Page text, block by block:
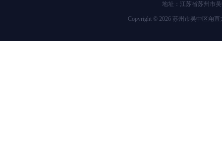
地址：江苏省苏州市
Copyright © 2026 苏州市吴中区